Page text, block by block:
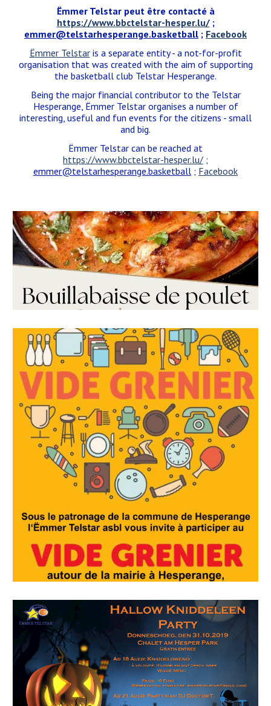
Ëmmer Telstar peut être contacté à
https://www.bbctelstar-hesper.lu/;
emmer@telstarhesperange.basketball ; Facebook
Ëmmer Telstaris a separate entity - a not-for-profit
organisation that was created with the aim of supporting
the basketball club Telstar Hesperange.
Being the major financial contributor to the Telstar
Hesperange, Ëmmer Telstar organises a number of
interesting, useful and fun events for the citizens - small
and big.
Ëmmer Telstar can be reached at
https://www.bbctelstar-hesper.lu/ ;
emmer@telstarhesperange.basketball ; Facebook